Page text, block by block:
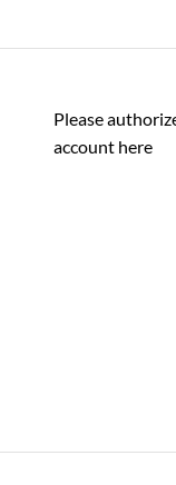
Please
account here